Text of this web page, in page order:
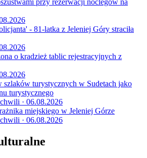
przy rezerwacji noclegów na
- 81-latka z Jeleniej Góry straciła
o kradzież tablic rejestracyjnych z
szlaków turystycznych w Sudetach jako
turystycznego
· 06.08.2026
miejskiego w Jeleniej Górze
· 06.08.2026